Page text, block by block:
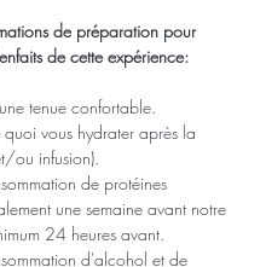
de préparation pour
de cette expérience:
tenue confortable.
vous hydrater après la
ou infusion).
de protéines
une semaine avant notre
24 heures avant.
d'alcohol et de